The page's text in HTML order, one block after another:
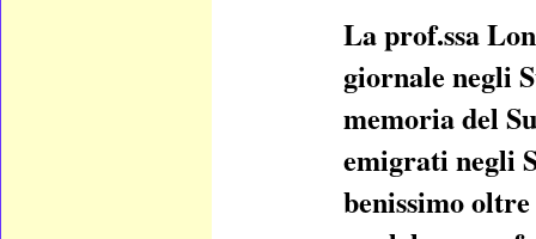
La prof.ssa
giornale negli
memoria del
emigrati negli
benissimo